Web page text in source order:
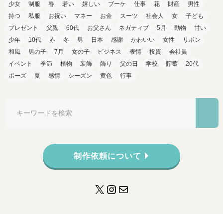
少女
制服 春 若い 嬉しい ブーケ 仕事 花 財産
男性
持つ
私服 お祝い マネー お金 スーツ 社会人 女
子ども
プレゼント
父親 60代 お父さん ネガティブ 5月 動物
甘い
少年
10代 赤 冬 男 日本 感謝 かわいい 女性
リボン
和風
男の子 7月 女の子 ビジネス 表情 投資
会社員
イベント
季節 植物 装飾 飾り 父の日 学校 貯蓄
20代
ポーズ
夏 感情 シーズン 黄色 行事
制作依頼について
X Instagram
メール